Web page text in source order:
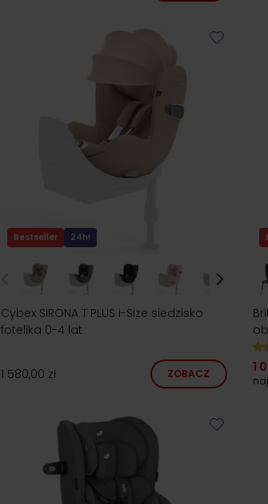
Bestseller 24h!
Cybex SIRONA T PLUS i-Size siedzisko
fotelika 0-4 lat
1 580,00 zł ZOBACZ 1